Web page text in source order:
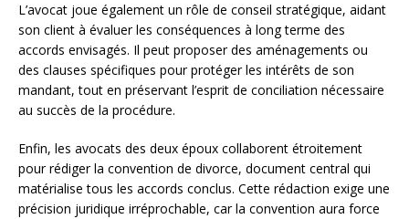
L’avocat joue également un rôle de conseil stratégique, aidant
son client à évaluer les conséquences à long terme des
accords envisagés. Il peut proposer des aménagements ou
des clauses spécifiques pour protéger les intérêts de son
mandant, tout en préservant l’esprit de conciliation nécessaire
au succès de la procédure.
Enfin, les avocats des deux époux collaborent étroitement
pour rédiger la convention de divorce, document central qui
matérialise tous les accords conclus. Cette rédaction exige une
précision juridique irréprochable, car la convention aura force